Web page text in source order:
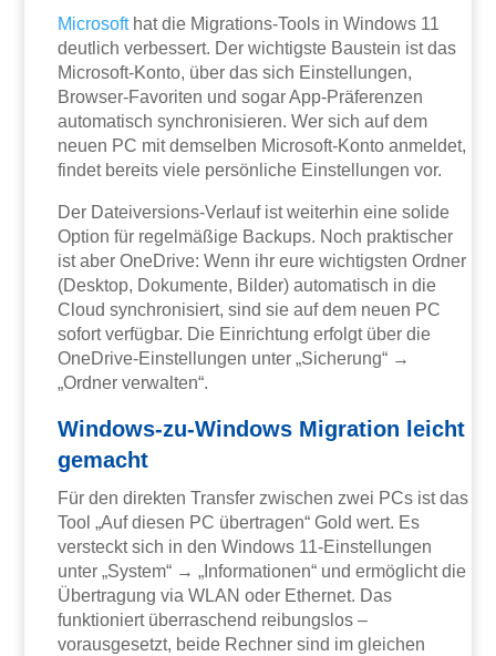
Microsofthat die Migrations-Tools in Windows 11
deutlich verbessert. Der wichtigste Baustein ist das
Microsoft-Konto, über das sich Einstellungen,
Browser-Favoriten und sogar App-Präferenzen
automatisch synchronisieren. Wer sich auf dem
neuen PC mit demselben Microsoft-Konto anmeldet,
findet bereits viele persönliche Einstellungen vor.
Der Dateiversions-Verlauf ist weiterhin eine solide
Option für regelmäßige Backups. Noch praktischer
ist aber OneDrive: Wenn ihr eure wichtigsten Ordner
(Desktop, Dokumente, Bilder) automatisch in die
Cloud synchronisiert, sind sie auf dem neuen PC
sofort verfügbar. Die Einrichtung erfolgt über die
OneDrive-Einstellungen unter „Sicherung“ →
„Ordner verwalten“.
Windows-zu-Windows Migration leicht
gemacht
Für den direkten Transfer zwischen zwei PCs ist das
Tool „Auf diesen PC übertragen“ Gold wert. Es
versteckt sich in den Windows 11-Einstellungen
unter „System“ → „Informationen“ und ermöglicht die
Übertragung via WLAN oder Ethernet. Das
funktioniert überraschend reibungslos –
vorausgesetzt, beide Rechner sind im gleichen